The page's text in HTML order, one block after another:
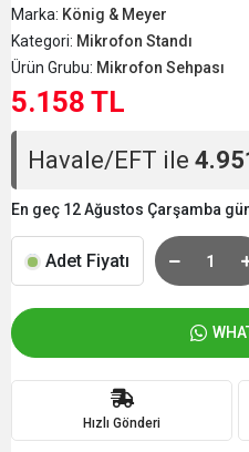
Marka: König & Meyer
Kategori: Mikrofon Standı
Ürün Grubu: Mikrofon Sehpası
5.158 TL
Havale/EFT ile
En geç 12 Ağustos Çarşamba
Adet Fiyatı
Hızlı Gönderi